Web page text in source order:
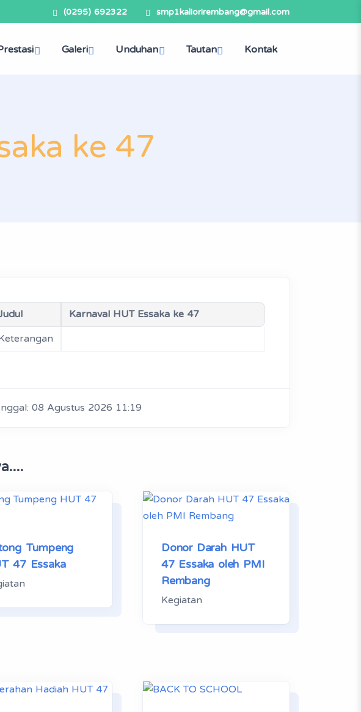
(0295) 692322 smp1kaliorirembang@gmail.com
Galeri Unduhan Tautan Kontak
ke 47
Karnaval HUT Essaka ke 47
08 Agustus 2026 11:19
Tumpeng
47 Essaka
Donor Darah HUT
47 Essaka oleh PMI
Rembang
Kegiatan